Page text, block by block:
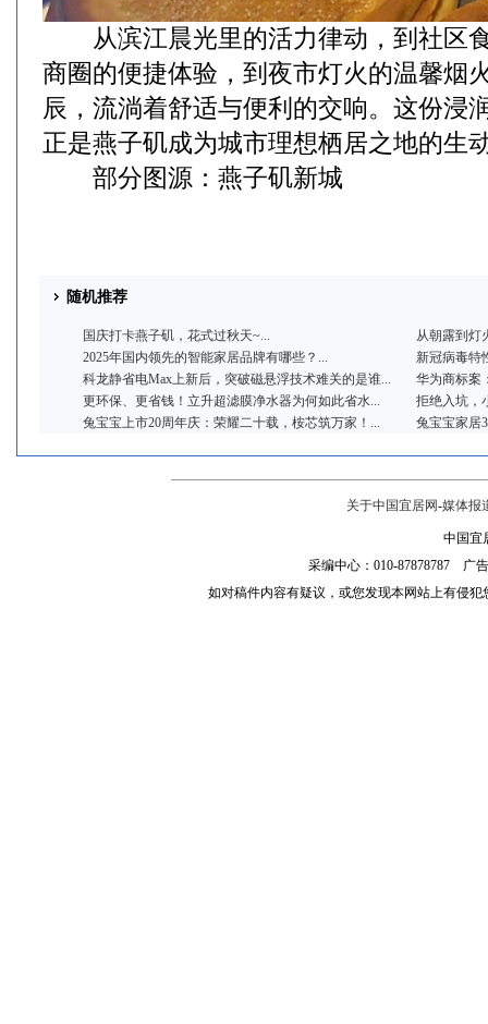
从滨江晨光里的活力律动，到社区
商圈的便捷体验，到夜市灯火的温馨
辰，流淌着舒适与便利的交响。这份浸
正是燕子矶成为城市理想栖居之地的生
部分图源：燕子矶新城
随机推荐
国庆打卡燕子矶，花式过秋天~...
从朝露到灯
2025年国内领先的智能家居品牌有哪些？...
新冠病毒特
科龙静省电Max上新后，突破磁悬浮技术难关的是谁...
华为商标案
更环保、更省钱！立升超滤膜净水器为何如此省水...
拒绝入坑，
兔宝宝上市20周年庆：荣耀二十载，桉芯筑万家！...
兔宝宝家居
关于中国宜居网-媒体报
中国宜
采编中心：010-87878787 广
如对稿件内容有疑议，或您发现本网站上有侵犯